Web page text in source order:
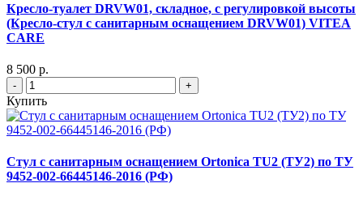
Кресло-туалет DRVW01, складное, с регулировкой высоты
(Кресло-стул с санитарным оснащением DRVW01) VITEA
CARE
8 500 р.
- +
Купить
Стул с санитарным оснащением Ortonica TU2 (ТУ2) по ТУ
9452-002-66445146-2016 (РФ)